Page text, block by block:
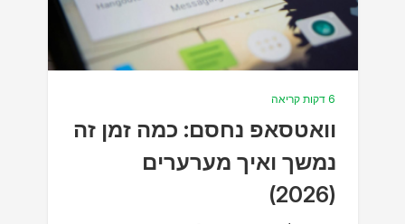
6 דקות קריאה
וואטסאפ נחסם: כמה זמן זה
נמשך ואיך מערערים
(2026)